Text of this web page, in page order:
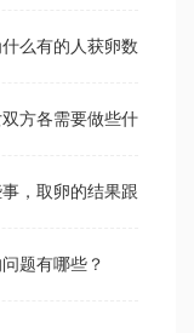
么有的人获卵数多，有
方各需要做些什么准备
，取卵的结果跟这几件
题有哪些？